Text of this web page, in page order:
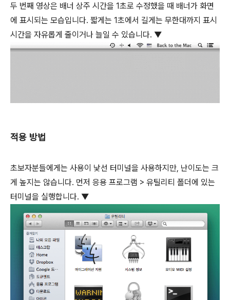
두 번째 영상은 배너 상주 시간을 1초로 수정했을 때 배너가 화면
에 표시되는 모습입니다. 짧게는 1초에서 길게는 무한대까지 표시
시간을 자유롭게 줄이거나 늘일 수 있습니다. ▼
적용 방법
초보자분들에게는 사용이 낯선 터미널을 사용하지만, 난이도는 크
게 높지는 않습니다. 먼저 응용 프로그램 > 유틸리티 폴더에 있는
터미널을 실행합니다. ▼